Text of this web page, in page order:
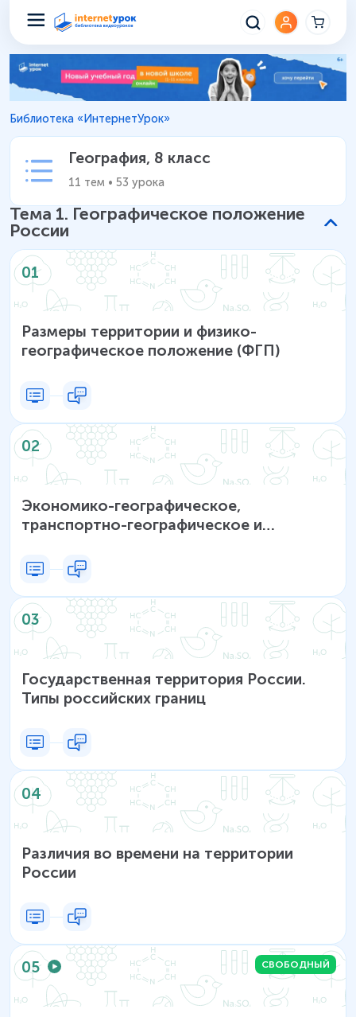
География 8 класс – Уроки
Библиотека «ИнтернетУрок»
География, 8 класс
11 тем • 53 урока
Тема 1. Географическое положение
России
01
Размеры территории и физико-
географическое положение (ФГП)
02
Экономико-географическое,
транспортно-географическое и
03
Государственная территория России.
Типы российских границ
04
Различия во времени на территории
России
05 СВОБОДНЫЙ